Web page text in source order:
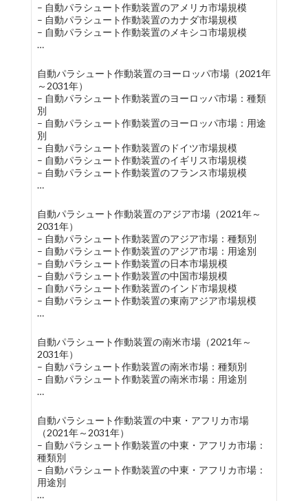
– 自動パラシュート作動装置のアメリカ市場規模
– 自動パラシュート作動装置のカナダ市場規模
– 自動パラシュート作動装置のメキシコ市場規模
…
自動パラシュート作動装置のヨーロッパ市場（2021年
～2031年）
– 自動パラシュート作動装置のヨーロッパ市場：種類
別
– 自動パラシュート作動装置のヨーロッパ市場：用途
別
– 自動パラシュート作動装置のドイツ市場規模
– 自動パラシュート作動装置のイギリス市場規模
– 自動パラシュート作動装置のフランス市場規模
…
自動パラシュート作動装置のアジア市場（2021年～
2031年）
– 自動パラシュート作動装置のアジア市場：種類別
– 自動パラシュート作動装置のアジア市場：用途別
– 自動パラシュート作動装置の日本市場規模
– 自動パラシュート作動装置の中国市場規模
– 自動パラシュート作動装置のインド市場規模
– 自動パラシュート作動装置の東南アジア市場規模
…
自動パラシュート作動装置の南米市場（2021年～
2031年）
– 自動パラシュート作動装置の南米市場：種類別
– 自動パラシュート作動装置の南米市場：用途別
…
自動パラシュート作動装置の中東・アフリカ市場
（2021年～2031年）
– 自動パラシュート作動装置の中東・アフリカ市場：
種類別
– 自動パラシュート作動装置の中東・アフリカ市場：
用途別
…